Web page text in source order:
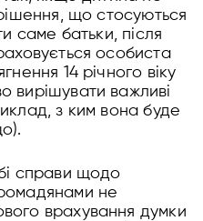
що стосуються
саме батьки, після
особиста
14 річного віку
вирішувати важливі
з ким вона буде
справи щодо
не
врахування думки